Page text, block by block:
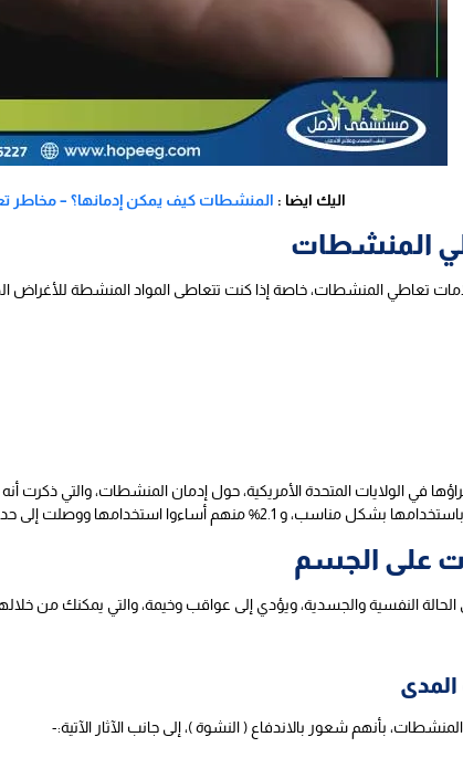
اليك ايضا : المنشطات كيف يمكن إدمانها؟ – مخاطر
المنشطات
تعاطي المنشطات، خاصة إذا كنت تتعاطى المواد المنشطة للأغراض
على الجسم
النفسية والجسدية، ويؤدي إلى عواقب وخيمة، والتي يمكنك من
المدى
بأنهم شعور بالاندفاع ( النشوة )، إلى جانب الآثار الآتية:-